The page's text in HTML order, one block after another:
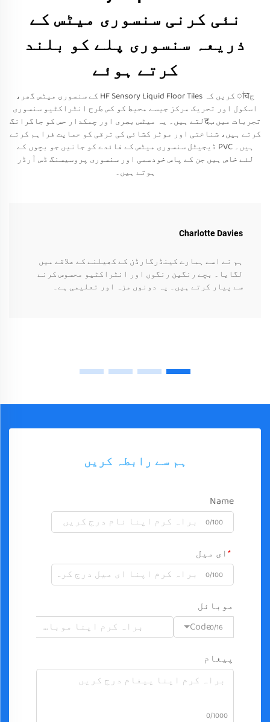
نئی کرنی سنسوری میٹس کے
ذریعہ سنسوری پلے کو بلند
کرتے ہوئے
جांच کریں کہ HF Sensory Liquid Floor Tiles کے سنسوری میٹس گھر،
اسکول اور تحریک مرکز جیسے محیط کو کس طرح انٹراکٹیو سنسوری
تجربات میں بदلتے ہیں۔ یہ میٹس بصری اور چمکدار حس کو جاگرانگ
کرتے ہیں، شناختی اور موٹر کشائی کی ترقی کو حمایت فراہم کرتے
ہیں۔ PVC ڈیجیٹل سنسوری میٹس کے فائدے کو جانیں جو بچوں کے
لئے خاص ہیں جن کے پاس خودسمی اور سنسوری پروسیسنگ ڈس آرڈر
ہوتے ہیں۔
Charlotte Davies
ہم نے اسے ہمارے کینڈرگارڈن کے کھیلنے کے علاقے میں
لگایا۔ بچے رنگین رنگوں اور انٹراکٹیو محسوس کرنے
سے پیار کرتے ہیں۔ یہ دونوں مزہ اور تعلیمی ہے۔
ہم سے رابطہ کریں
Name
0/100
ای میل
0/100
موبائل
Code0/16
پیغام
0/1000